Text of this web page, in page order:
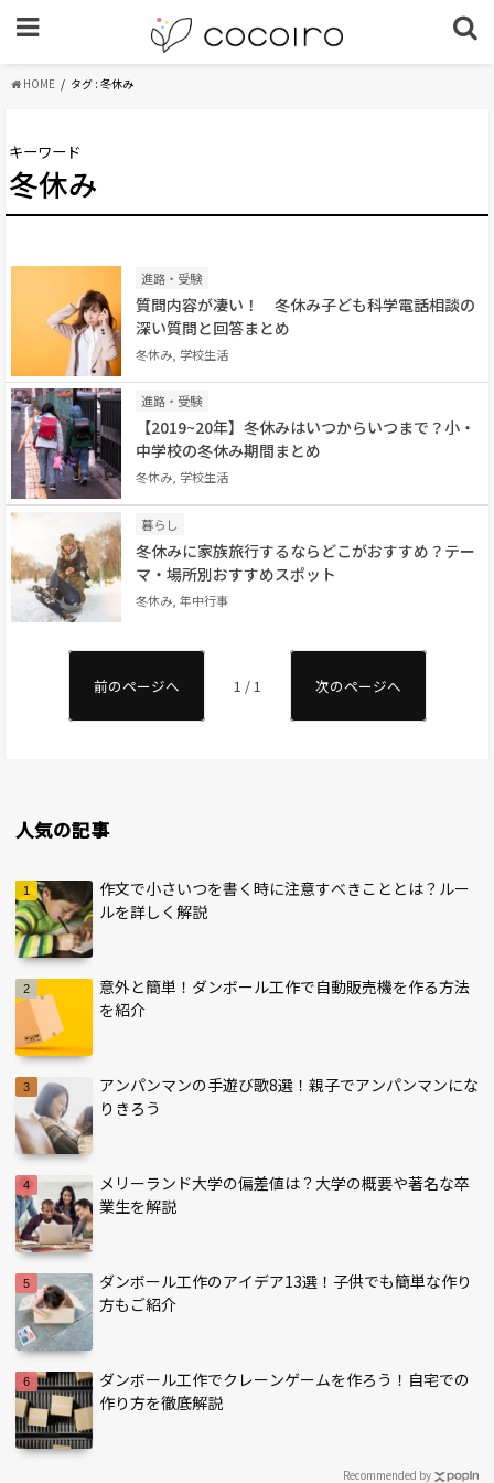
HOME タグ : 冬休み
キーワード
冬休み
進路・受験
質問内容が凄い！ 冬休み子ども科学電話相談の
深い質問と回答まとめ
冬休み, 学校生活
進路・受験
【2019~20年】冬休みはいつからいつまで？小・
中学校の冬休み期間まとめ
冬休み, 学校生活
暮らし
冬休みに家族旅行するならどこがおすすめ？テー
マ・場所別おすすめスポット
冬休み, 年中行事
前のページへ 1 / 1 次のページへ
人気の記事
作文で小さいつを書く時に注意すべきこととは？ルー
ルを詳しく解説
意外と簡単！ダンボール工作で自動販売機を作る方法
を紹介
アンパンマンの手遊び歌8選！親子でアンパンマンにな
りきろう
メリーランド大学の偏差値は？大学の概要や著名な卒
業生を解説
ダンボール工作のアイデア13選！子供でも簡単な作り
方もご紹介
ダンボール工作でクレーンゲームを作ろう！自宅での
作り方を徹底解説
Recommended by